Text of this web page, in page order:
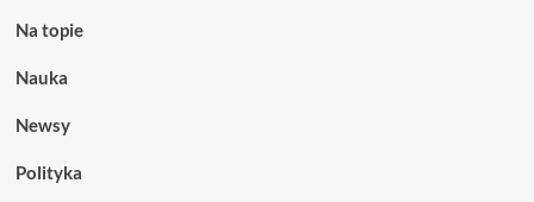
Na topie
Nauka
Newsy
Polityka